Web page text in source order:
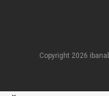
Copyright 2026